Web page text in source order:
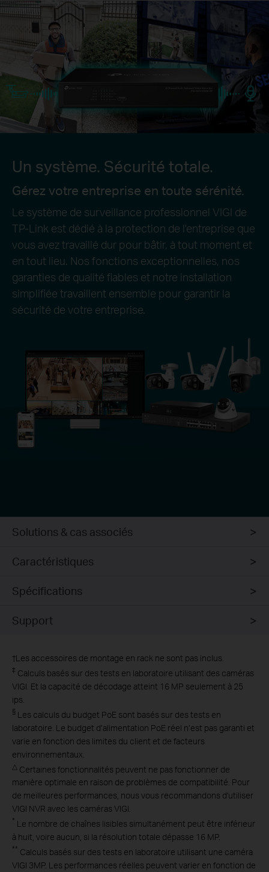
Un système. Sécurité totale.
Gérez votre entreprise en toute sérénité.
Le système de surveillance professionnel VIGI de
TP-Link est dédié à la protection de l'entreprise que
vous avez travaillé dur pour bâtir, à tout moment et
en tout lieu. Nos fonctions exceptionnelles, nos
garanties de qualité fiables et notre installation
simplifiée travaillent ensemble pour garantir la
sécurité de votre entreprise.
Solutions & cas associés
Caractéristiques
Spécifications
Support
†Les accessoires de montage en rack ne sont pas inclus.
‡ Calculs basés sur des tests en laboratoire utilisant des caméras
VIGI. Et la capacité de décodage atteint 16 MP seulement à 25
ips.
§ Les calculs du budget PoE sont basés sur des tests en
laboratoire. Le budget d’alimentation PoE réel n’est pas garanti et
varie en fonction des limites du client et de facteurs
environnementaux.
△ Certaines fonctionnalités peuvent ne pas fonctionner de
manière optimale en raison de problèmes de compatibilité. Pour
de meilleures performances, nous vous recommandons d'utiliser
VIGI NVR avec les caméras VIGI.
* Le nombre de chaînes lisibles simultanément peut être inférieur
à huit, voire aucun, si la résolution totale dépasse 16 MP.
** Calculs basés sur des tests en laboratoire utilisant une caméra
VIGI 3MP. Les performances réelles peuvent varier en fonction de